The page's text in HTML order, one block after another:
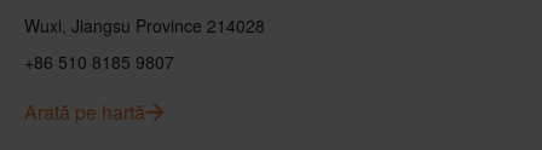
Wuxi, Jiangsu Province 214028
+86 510 8185 9807
Arată pe hartă